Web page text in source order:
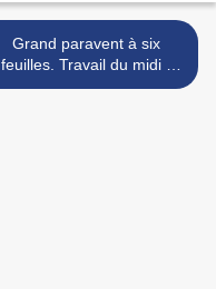
Grand paravent à six
feuilles. Travail du midi -
XVIIIème siècle >